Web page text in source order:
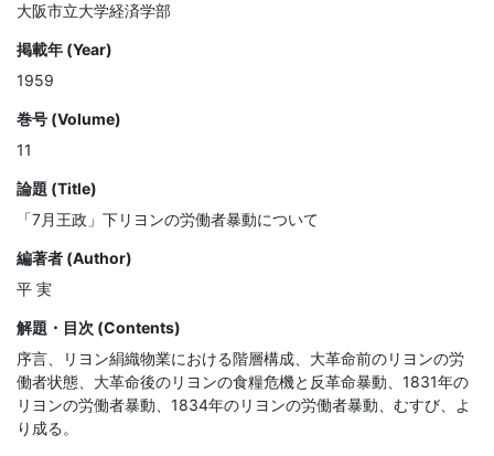
大阪市立大学経済学部
掲載年 (Year)
1959
巻号 (Volume)
11
論題 (Title)
「7月王政」下リヨンの労働者暴動について
編著者 (Author)
平 実
解題・目次 (Contents)
序言、リヨン絹織物業における階層構成、大革命前のリヨンの労
働者状態、大革命後のリヨンの食糧危機と反革命暴動、1831年の
リヨンの労働者暴動、1834年のリヨンの労働者暴動、むすび、よ
り成る。